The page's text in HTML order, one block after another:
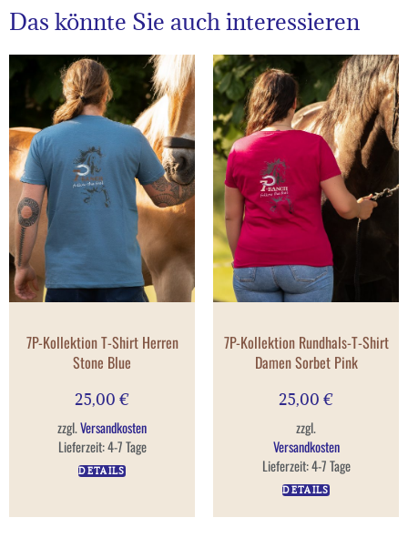
Das könnte Sie auch interessieren
7P-Kollektion T-Shirt Herren
Stone Blue
25,00 €
zzgl.Versandkosten
Lieferzeit:4-7 Tage
DETAILS
7P-Kollektion Rundhals-T-Shirt
Damen Sorbet Pink
25,00 €
zzgl.
Versandkosten
Lieferzeit:4-7 Tage
DETAILS